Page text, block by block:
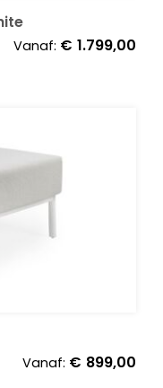
Vanaf: € 1.799,00
Vanaf: € 899,00